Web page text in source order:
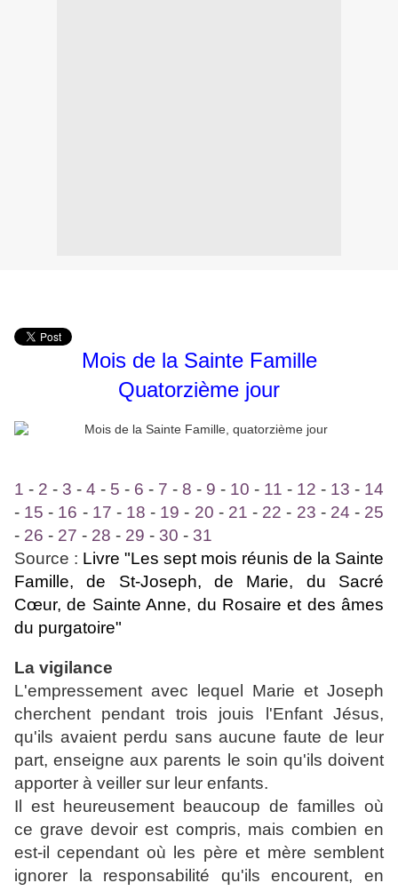
Mois de la Sainte Famille
Quatorzième jour
1 - 2 - 3 - 4 - 5 - 6 - 7 - 8 - 9 - 10 - 11 - 12 - 13 - 14
- 15 - 16 - 17 - 18 - 19 - 20 - 21 - 22 - 23 - 24 - 25
- 26 - 27 - 28 - 29 - 30 - 31
Source : Livre "Les sept mois réunis de la Sainte
Famille, de St-Joseph, de Marie, du Sacré
Cœur, de Sainte Anne, du Rosaire et des âmes
du purgatoire"
La vigilance
L'empressement avec lequel Marie et Joseph
cherchent pendant trois jouis l'Enfant Jésus,
qu'ils avaient perdu sans aucune faute de leur
part, enseigne aux parents le soin qu'ils doivent
apporter à veiller sur leur enfants.
Il est heureusement beaucoup de familles où
ce grave devoir est compris, mais combien en
est-il cependant où les père et mère semblent
ignorer la responsabilité qu'ils encourent, en